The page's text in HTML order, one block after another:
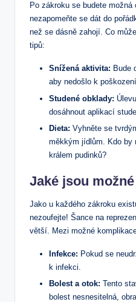
Po zákroku se budete
nezapomeňte se dát do
než se dásně zahojí. Co
tipů:
Snížená aktivita: Bude
aby nedošlo k
Studené obklady:
dosáhnout aplikací
Dieta: Vyhněte se
měkkým jídlům. Kdo by
králem pudinků?
Jaké jsou
Jako u každého zákroku
nezoufejte! Šance na
větší. Mezi možné
Infekce: Pokud se
k infekci.
Bolest a otok: Tento
bolest nesnesitelná,